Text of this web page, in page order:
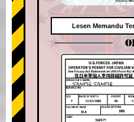
Lesen Memandu